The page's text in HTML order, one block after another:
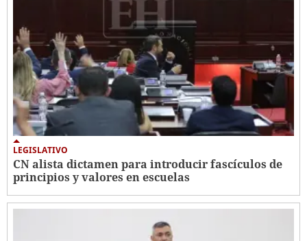
LEGISLATIVO
CN alista dictamen para introducir fascículos de
principios y valores en escuelas